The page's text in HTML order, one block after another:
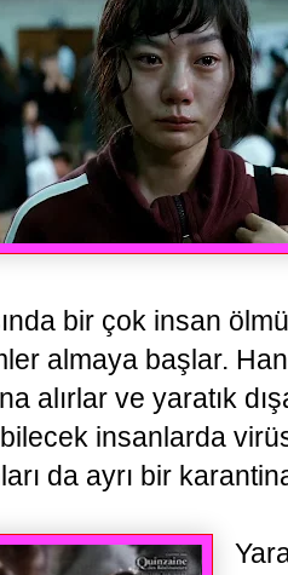
bir çok insan
almaya başlar.
alırlar ve yaratık
insanlarda
da ayrı bir